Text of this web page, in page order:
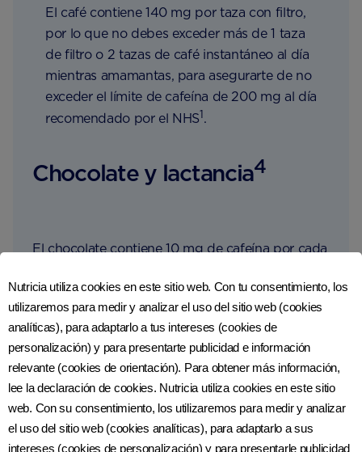
El café contiene 140 mg por taza con filtro,
por lo que no debes exceder más de 1 taza
de filtro o 2 tazas de café instantáneo al día
mientras amamantas, para asegurarte de no
exceder el límite de cafeína de 200 mg al día
recomendado por el NHS1.
Chocolate y lactancia4
El chocolate contiene 10 mg de cafeína por cada
menos que consumas grandes cantidades, no
debería estimular a tu bebé. Sin embargo, el
chocolate también contiene teobromina, que es
un estimulante similar a la cafeína. Los niveles de
teobromina en el chocolate tampoco son altos,
pero cuando se combinan con cafeína podrían
tener un efecto más fuerte. Por lo tanto, es mejor
consumir pequeñas cantidades de chocolate
Nutricia utiliza cookies en este sitio web. Con tu consentimiento, los
utilizaremos para medir y analizar el uso del sitio web (cookies
analíticas), para adaptarlo a tus intereses (cookies de
personalización) y para presentarte publicidad e información
relevante (cookies de orientación). Para obtener más información,
lee la declaración de cookies. Nutricia utiliza cookies en este sitio
web. Con su consentimiento, los utilizaremos para medir y analizar
el uso del sitio web (cookies analíticas), para adaptarlo a sus
intereses (cookies de personalización) y para presentarle publicidad